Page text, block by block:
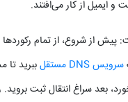
ایمیل از کار می‌افتند.
پیش از شروع، از تمام رکوردها
سرویس DNS مستقل
ببرید تا
بعد سراغ انتقال ثبت بروید.